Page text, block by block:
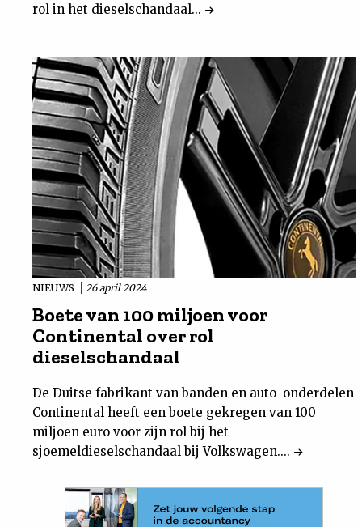
rol in het dieselschandaal...
NIEUWS 26 april 2024
Boete van 100 miljoen voor
Continental over rol
dieselschandaal
De Duitse fabrikant van banden en auto-onderdelen
Continental heeft een boete gekregen van 100
miljoen euro voor zijn rol bij het
sjoemeldieselschandaal bij Volkswagen....